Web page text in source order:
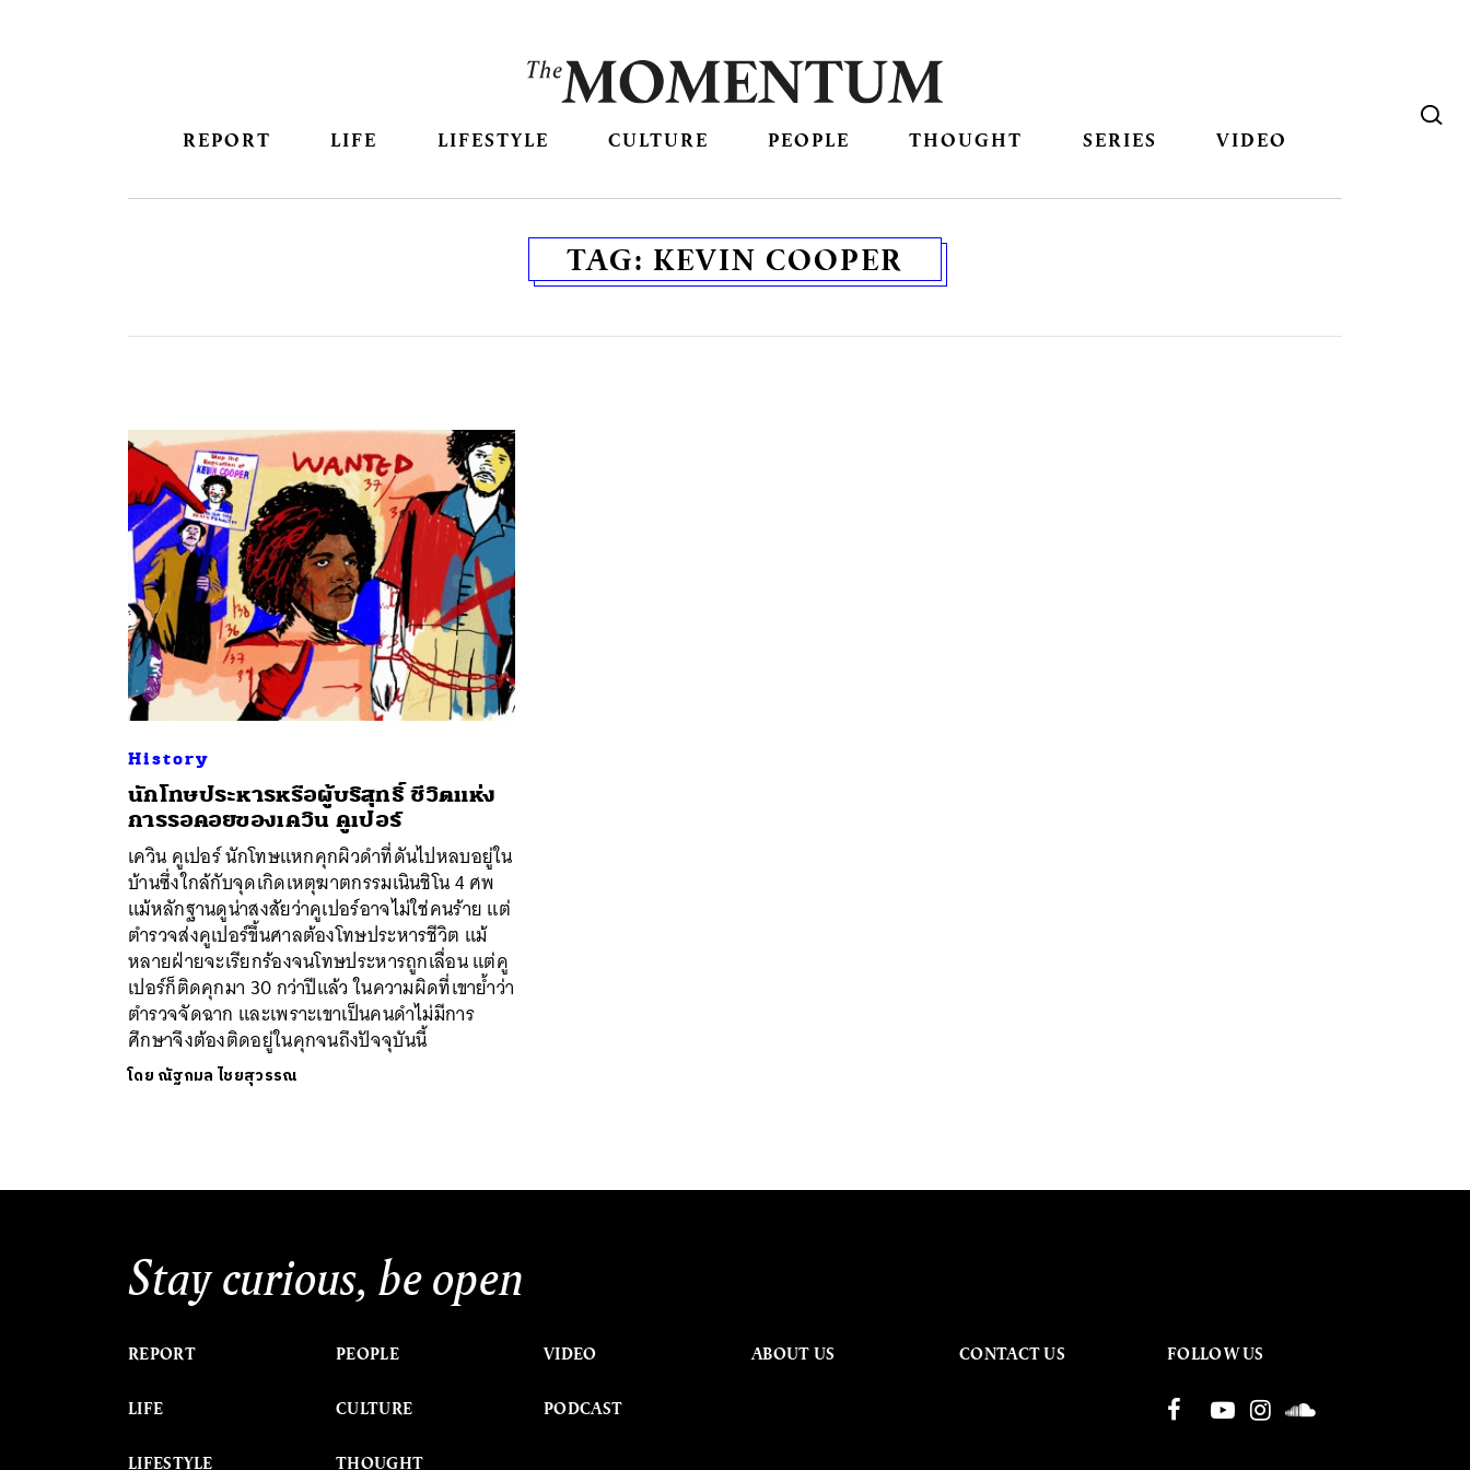
REPORT LIFE LIFESTYLE CULTURE PEOPLE THOUGHT SERIES VIDEO
TAG: KEVIN COOPER
History
นักโทษประหารหรือผู้บริสุทธิ์ ชีวิตแห่ง
การรอคอยของเควิน คูเปอร์
เควิน คูเปอร์ นักโทษแหกคุกผิวดำที่ดันไปหลบอยู่ใน
บ้านซึ่งใกล้กับจุดเกิดเหตุฆาตกรรมเนินชิโน 4 ศพ
แม้หลักฐานดูน่าสงสัยว่าคูเปอร์อาจไม่ใช่คนร้าย แต่
ตำรวจส่งคูเปอร์ขึ้นศาลต้องโทษประหารชีวิต แม้
หลายฝ่ายจะเรียกร้องจนโทษประหารถูกเลื่อน แต่คู
เปอร์ก็ติดคุกมา 30 กว่าปีแล้ว ในความผิดที่เขาย้ำว่า
ตำรวจจัดฉาก และเพราะเขาเป็นคนดำไม่มีการ
ศึกษาจึงต้องติดอยู่ในคุกจนถึงปัจจุบันนี้
โดย ณัฐกมล ไชยสุวรรณ
Stay curious, be open
REPORT
LIFE
LIFESTYLE
PEOPLE
CULTURE
THOUGHT
VIDEO
PODCAST
ABOUT US CONTACT US FOLLOW US
ค้นหา